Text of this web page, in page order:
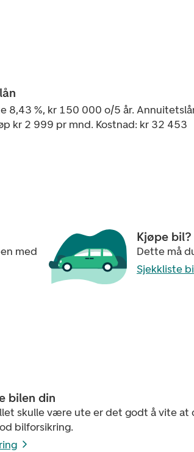
8,43 %, kr 150 000 o/5 år.
kr 2 999 pr mnd. Kostnad: kr 32 453
med
Kjøpe bil?
Dette må
Sjekkliste
bilen din
skulle være ute er det godt å vite at
bilforsikring.